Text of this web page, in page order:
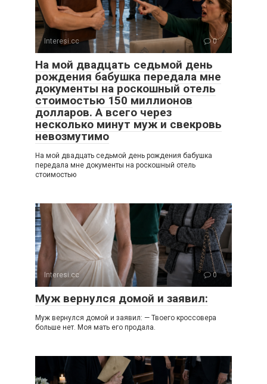
Interesi.cc 0
На мой двадцать седьмой день
рождения бабушка передала мне
документы на роскошный отель
стоимостью 150 миллионов
долларов. А всего через
несколько минут муж и свекровь
невозмутимо
На мой двадцать седьмой день рождения бабушка
передала мне документы на роскошный отель
стоимостью
Interesi.cc 0
Муж вернулся домой и заявил:
Муж вернулся домой и заявил: — Твоего кроссовера
больше нет. Моя мать его продала.